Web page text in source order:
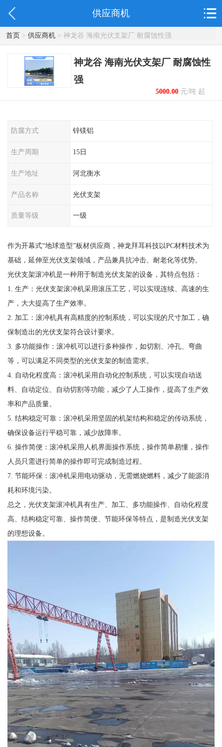
供应商机
首页> 供应商机> 神龙谷 海南光伏支架厂 耐腐蚀性强
神龙谷 海南光伏支架厂 耐腐蚀性
强
5000.00元/吨 起
防腐方式 锌镁铝
生产周期 15日
生产地址 河北衡水
产品名称 光伏支架
质量等级 一级
作为开幕式“地球造型”板材供应商，神龙拜耳科技以PC材料技术为
基础，延伸至光伏支架领域，产品兼具抗冲击、耐老化等优势。
光伏支架滚冲机是一种用于制造光伏支架的设备，其特点包括：
1. 生产：光伏支架滚冲机采用滚压工艺，可以实现连续、高速的生
产，大大提高了生产效率。
2. 加工：滚冲机具有高精度的控制系统，可以实现的尺寸加工，确
保制造出的光伏支架符合设计要求。
3. 多功能操作：滚冲机可以进行多种操作，如切割、冲孔、弯曲
等，可以满足不同类型的光伏支架的制造需求。
4. 自动化程度高：滚冲机采用自动化控制系统，可以实现自动送
料、自动定位、自动切割等功能，减少了人工操作，提高了生产效
率和产品质量。
5. 结构稳定可靠：滚冲机采用坚固的机架结构和稳定的传动系统，
确保设备运行平稳可靠，减少故障率。
6. 操作简便：滚冲机采用人机界面操作系统，操作简单易懂，操作
人员只需进行简单的操作即可完成制造过程。
7. 节能环保：滚冲机采用电动驱动，无需燃烧燃料，减少了能源消
耗和环境污染。
总之，光伏支架滚冲机具有生产、加工、多功能操作、自动化程度
高、结构稳定可靠、操作简便、节能环保等特点，是制造光伏支架
的理想设备。